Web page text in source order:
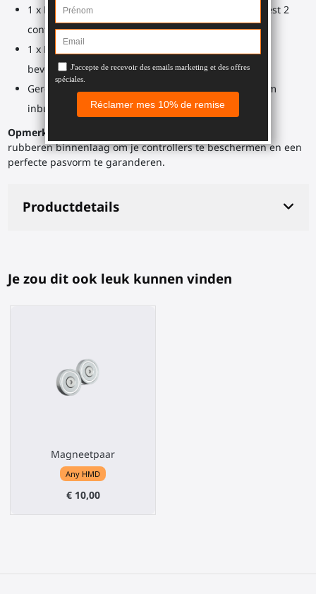
1 x ProVolver achterste bevestiging om je Meta Quest 2
controller in te plaatsen
1 x ProStrap kussenpad bevestigd aan de achterste
bevestiging.
Gereedschapstas: 1 x 2,5 mm inbussleutel, 1 x 4 mm
inbussleutel
Opmerking
rubberen binnenlaag om je controllers te beschermen en een
perfecte pasvorm te garanderen.
Productdetails
Je zou dit ook leuk kunnen vinden
Magneetpaar
Any HMD
€ 10,00